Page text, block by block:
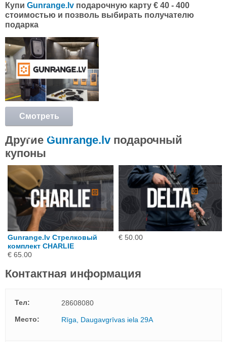
Купи Gunrange.lv подарочную карту € 40 - 400
стоимостью и позволь выбирать получателю
подарка
Смотреть
подробнее
Другие Gunrange.lv подарочный
купоны
Gunrange.lv Стрелковый
комплект CHARLIE
€ 65.00
€ 50.00
Контактная информация
Тел:
28608080
Mесто:
Rīga, Daugavgrīvas iela 29A